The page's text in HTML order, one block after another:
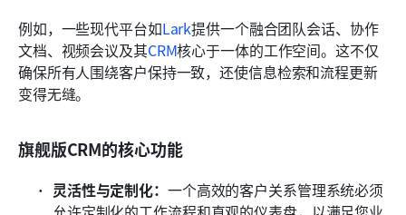
例如，一些现代平台如Lark提供一个融合团队会话、协作
文档、视频会议及其CRM核心于一体的工作空间。这不仅
确保所有人围绕客户保持一致，还使信息检索和流程更新
变得无缝。
旗舰版CRM的核心功能
灵活性与定制化： 一个高效的客户关系管理系统必须